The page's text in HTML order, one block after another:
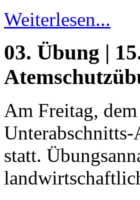
Weiterlesen...
03. Übung |
Am Freitag,
statt.